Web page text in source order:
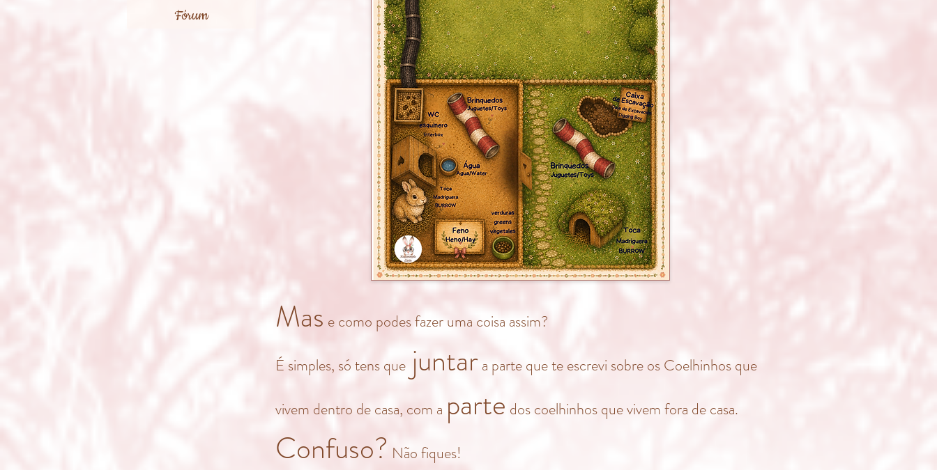
Mas e como podes fazer uma coisa assim?
É simples, só tens que juntara parte que te escrevi sobre os Coelhinhos que
vivem dentro de casa, com a parte dos coelhinhos que vivem fora de casa.
Confuso? Não fiques!
Fórum